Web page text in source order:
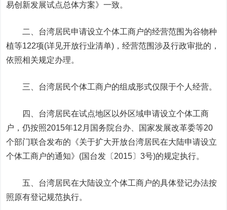
易创新发展试点总体方案》一致。
二、台湾居民申请设立个体工商户的经营范围为谷物种
植等122项(详见开放行业清单)，经营范围涉及行政审批的，
依照相关规定办理。
三、台湾居民个体工商户的组成形式仅限于个人经营。
四、台湾居民在试点地区以外区域申请设立个体工商
户，仍按照2015年12月国务院台办、国家发展改革委等20
个部门联合发布的《关于扩大开放台湾居民在大陆申请设立
个体工商户的通知》(国台发〔2015〕3号)的规定执行。
五、台湾居民在大陆设立个体工商户的具体登记办法按
照原有登记规范执行。